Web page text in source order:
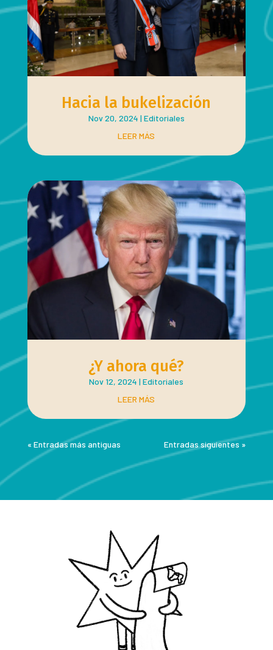
Hacia la bukelización
Nov 20, 2024 | Editoriales
LEER MÁS
¿Y ahora qué?
Nov 12, 2024 |Editoriales
LEER MÁS
« Entradas más antiguas Entradas siguientes »